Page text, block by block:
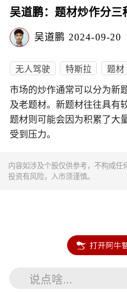
吴道鹏：题材炒作分三
吴道鹏 2024-09-20
无人驾驶 特斯拉 题材
市场的炒作通常可以分为新
及老题材。新题材往往具有
题材则可能会因为积累了大
受到压力。
内容如涉及个股仅供参考，不构成任
投资有风险，入市须谨慎。
说点啥...